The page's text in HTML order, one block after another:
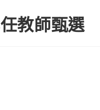
教師甄選